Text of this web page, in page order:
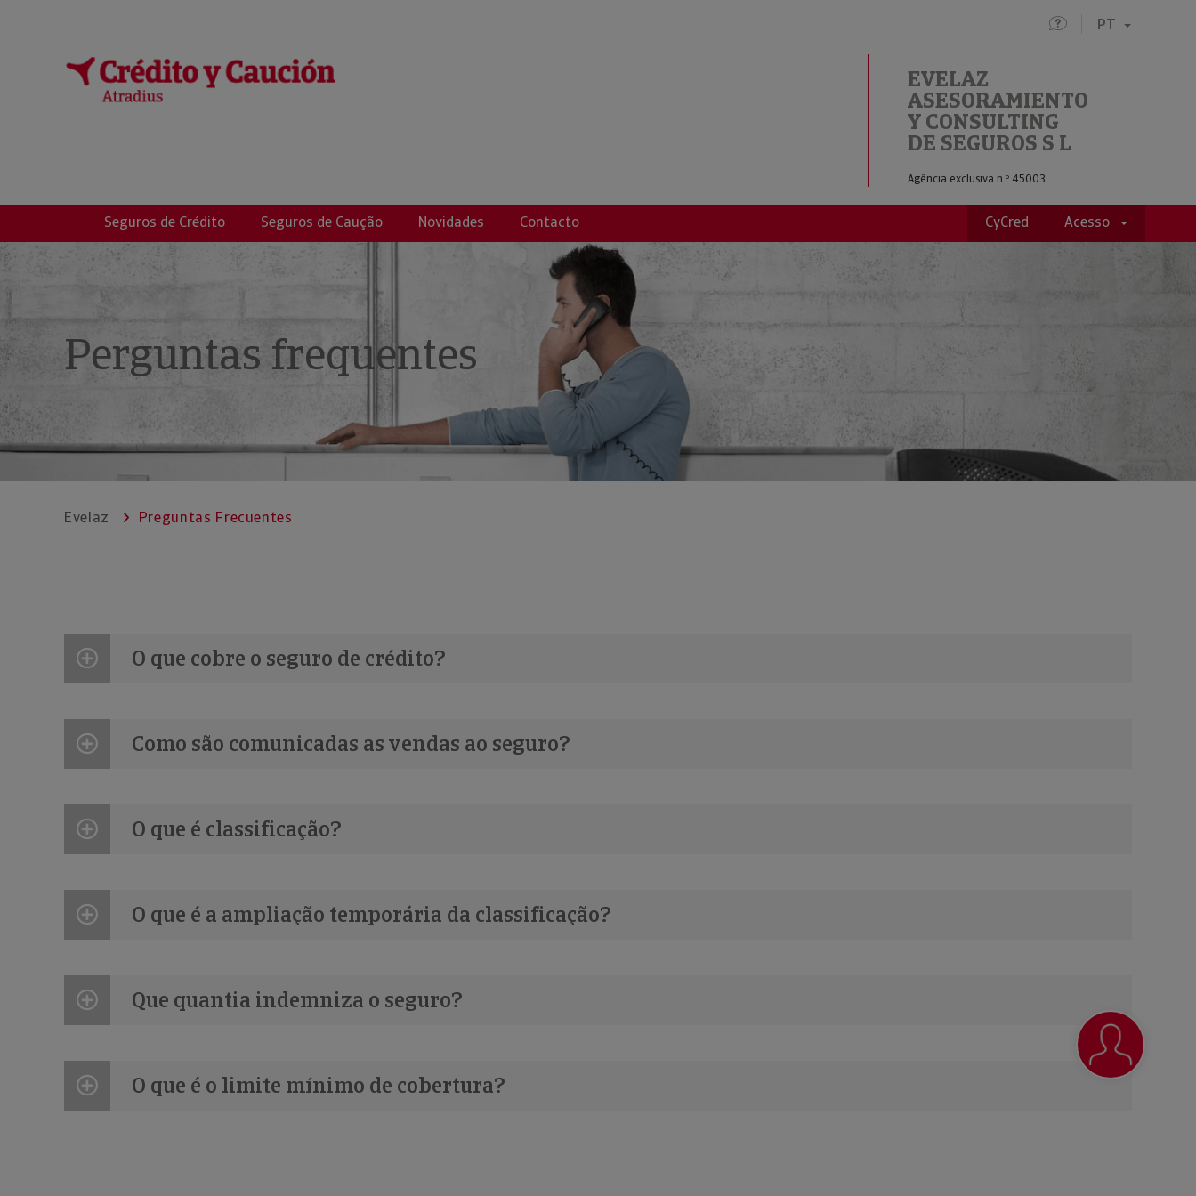
PT
EVELAZ ASESORAMIENTO Y CONSULTING DE SEGUROS S L
EVELAZ
ASESORAMIENTO
Y CONSULTING
DE SEGUROS S L
Agência exclusiva n.º 45003
Seguros de Crédito Seguros de Caução Novidades Contacto CyCred Acesso
Perguntas frequentes
Evelaz Preguntas Frecuentes
O que cobre o seguro de crédito?
Como são comunicadas as vendas ao seguro?
O que é classificação?
O que é a ampliação temporária da classificação?
Que quantia indemniza o seguro?
O que é o limite mínimo de cobertura?